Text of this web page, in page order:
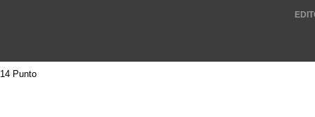
14 Punto